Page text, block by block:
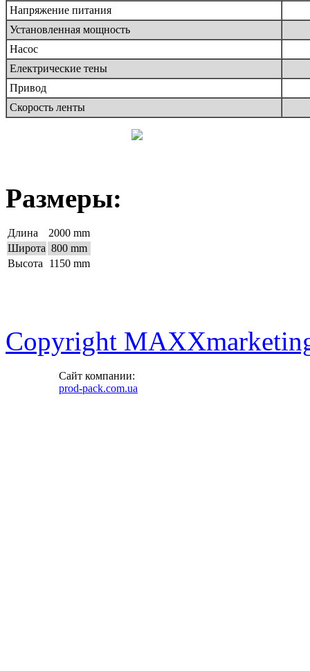
Напряжение питания
Установленная мощность
Насос
Електрические тены
Привод
Скорость ленты
Размеры:
Длина
2000 mm
Широта 800 mm
Высота
1150 mm
Copyright
Сайт компании:
prod-pack.com.ua